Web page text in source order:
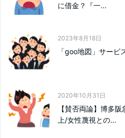
に借金？『一...
2023年8月18日
「goo地図」サービ
2020年10月31日
【賛否両論】博多
上/女性蔑視との...